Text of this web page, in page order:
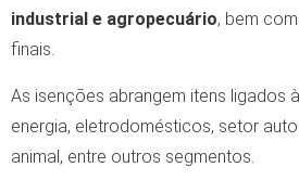
industrial e agropecuário, bem
finais.
As isenções abrangem itens ligados
energia, eletrodomésticos, setor
animal, entre outros segmentos.